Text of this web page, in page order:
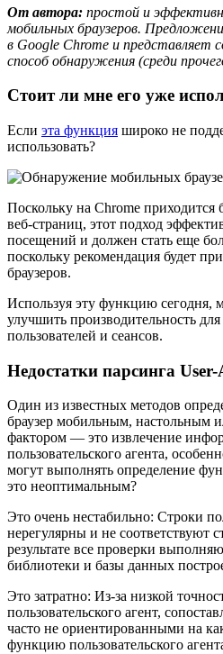
От автора: простой и
мобильных браузеров.
в Google Chrome и представляет
способ обнаружения (среди
Стоит ли мне его уже
Если эта функция широко не
использовать?
Поскольку на Chrome приходится
веб-страниц, этот подход
посещений и должен стать еще
поскольку рекомендация будет
браузеров.
Используя эту функцию сегодня,
улучшить производительность
пользователей и сеансов.
Недостатки парсинга
Один из известных методов
браузер мобильным,
фактором — это извлечение
пользовательского агента,
могут выполнять определение
это неоптимальным?
Это очень нестабильно: Строки
нерегулярны и не соответствуют
результате все проверки
библиотеки и базы данных
Это затратно: Из-за низкой
пользовательского агент,
часто не ориентированными на
функцию пользовательского